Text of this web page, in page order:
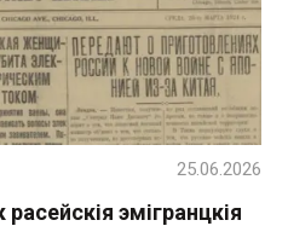
эмігранцкія
25.06.2026